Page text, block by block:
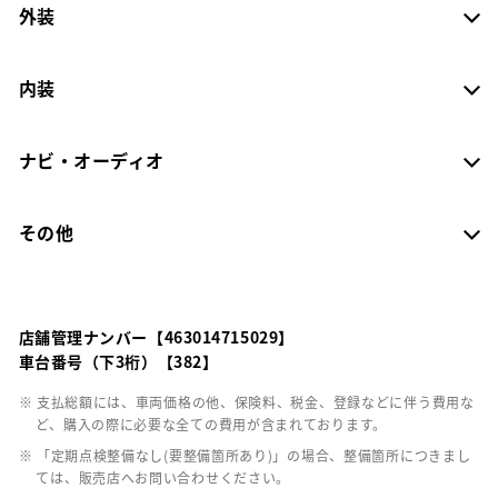
外装
内装
ナビ・オーディオ
その他
店舗管理ナンバー【463014715029】
車台番号（下3桁）【382】
※ 支払総額には、車両価格の他、保険料、税金、登録などに伴う費用な
ど、購入の際に必要な全ての費用が含まれております。
※ 「定期点検整備なし(要整備箇所あり)」の場合、整備箇所につきまし
ては、販売店へお問い合わせください。